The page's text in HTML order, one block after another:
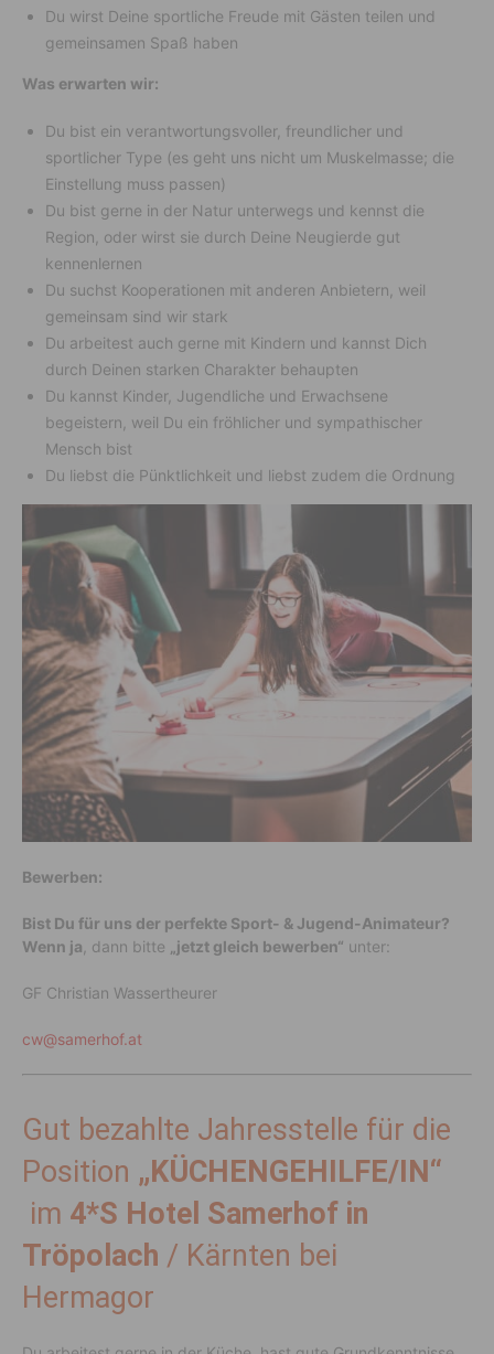
Du wirst Deine sportliche Freude mit Gästen teilen und
gemeinsamen Spaß haben
Was erwarten wir:
Du bist ein verantwortungsvoller, freundlicher und
sportlicher Type (es geht uns nicht um Muskelmasse; die
Einstellung muss passen)
Du bist gerne in der Natur unterwegs und kennst die
Region, oder wirst sie durch Deine Neugierde gut
kennenlernen
Du suchst Kooperationen mit anderen Anbietern, weil
gemeinsam sind wir stark
Du arbeitest auch gerne mit Kindern und kannst Dich
durch Deinen starken Charakter behaupten
Du kannst Kinder, Jugendliche und Erwachsene
begeistern, weil Du ein fröhlicher und sympathischer
Mensch bist
Du liebst die Pünktlichkeit und liebst zudem die Ordnung
Bewerben:
Bist Du für uns der perfekte Sport- & Jugend-Animateur?
Wenn ja , dann bitte „jetzt gleich bewerben“ unter:
GF Christian Wassertheurer
cw@samerhof.at
Gut bezahlte Jahresstelle für die
Position „KÜCHENGEHILFE/IN“
im 4*S Hotel Samerhof in
Tröpolach / Kärnten bei
Hermagor